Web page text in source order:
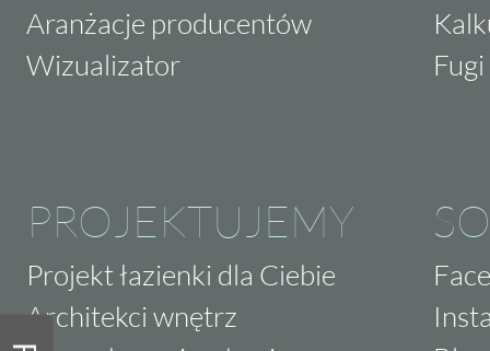
Aranżacje producentów
Wizualizator
PROJEKTUJEMY
Projekt łazienki dla Ciebie
Architekci wnętrz